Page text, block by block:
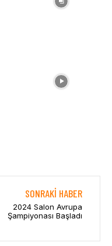
SONRAKI HABER
2024 Salon Avrupa
Şampiyonası Başladı